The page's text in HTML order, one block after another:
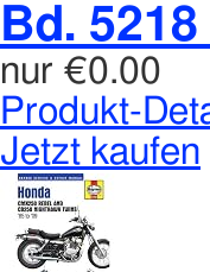
Bd.
nur €0.00
Produkt-
Jetzt kaufen